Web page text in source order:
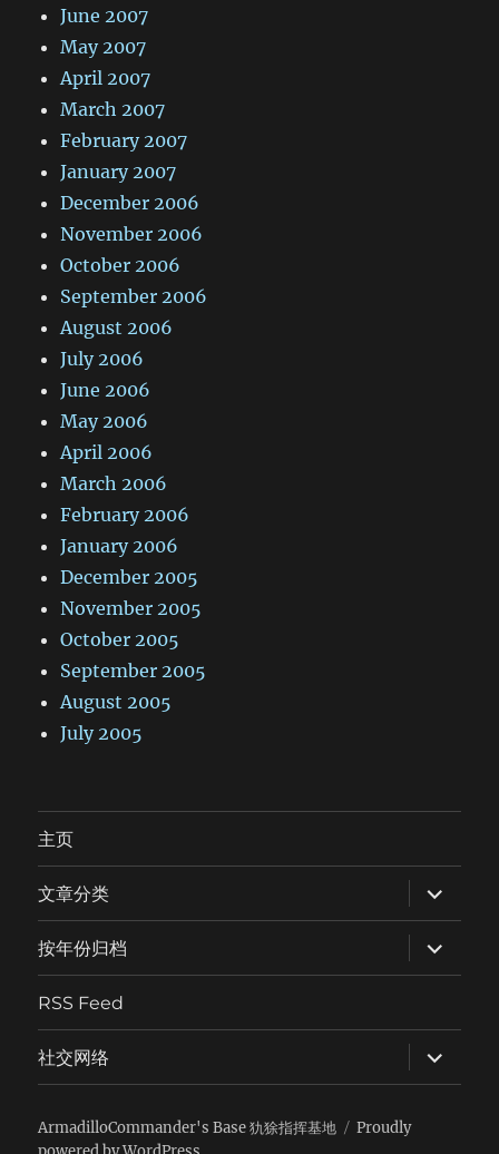
June 2007
May 2007
April 2007
March 2007
February 2007
January 2007
December 2006
November 2006
October 2006
September 2006
August 2006
July 2006
June 2006
May 2006
April 2006
March 2006
February 2006
January 2006
December 2005
November 2005
October 2005
September 2005
August 2005
July 2005
主页
文章分类
expand
child
menu
按年份归档
expand
child
menu
RSS Feed
社交网络
expand
child
menu
ArmadilloCommander's Base 犰狳指挥基地
Proudly